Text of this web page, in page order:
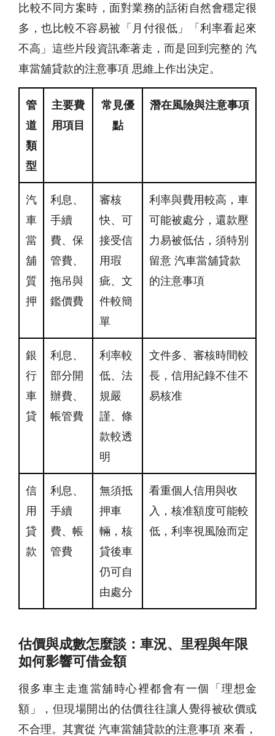
比較不同方案時，面對業務的話術自然會穩定很
多，也比較不容易被「月付很低」「利率看起來
不高」這些片段資訊牽著走，而是回到完整的 汽
車當舖貸款的注意事項 思維上作出決定。
管
道
類
型
主要費
用項目
常見優
點
潛在風險與注意事項
汽
車
當
舖
質
押
利息、
手續
費、保
管費、
拖吊與
鑑價費
審核
快、可
接受信
用瑕
疵、文
件較簡
單
利率與費用較高，車
可能被處分，還款壓
力易被低估，須特別
留意 汽車當舖貸款
的注意事項
銀
行
車
貸
利息、
部分開
辦費、
帳管費
利率較
低、法
規嚴
謹、條
款較透
明
文件多、審核時間較
長，信用紀錄不佳不
易核准
信
用
貸
款
利息、
手續
費、帳
管費
無須抵
押車
輛，核
貸後車
仍可自
由處分
看重個人信用與收
入，核准額度可能較
低，利率視風險而定
估價與成數怎麼談：車況、里程與年限
如何影響可借金額
很多車主走進當舖時心裡都會有一個「理想金
額」，但現場開出的估價往往讓人覺得被砍價或
不合理。其實從 汽車當舖貸款的注意事項 來看，